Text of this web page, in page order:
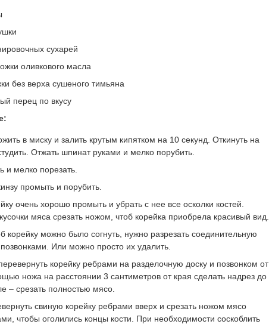
сухарей
оливкового масла
без верха сушеного тимьяна
перец по вкусу
в миску и залить крутым кипятком на 10 секунд. Откинуть на
Отжать шпинат руками и мелко порубить.
и мелко порезать.
промыть и порубить.
очень хорошо промыть и убрать с нее все осколки костей.
мяса срезать ножом, чтоб корейка приобрела красивый вид.
корейку можно было согнуть, нужно разрезать соединительную
Или можно просто их удалить.
корейку ребрами на разделочную доску и позвонком от
ножа на расстоянии 3 сантиметров от края сделать надрез до
– срезать полностью мясо.
свиную корейку ребрами вверх и срезать ножом мясо
чтобы оголились концы кости. При необходимости соскоблить